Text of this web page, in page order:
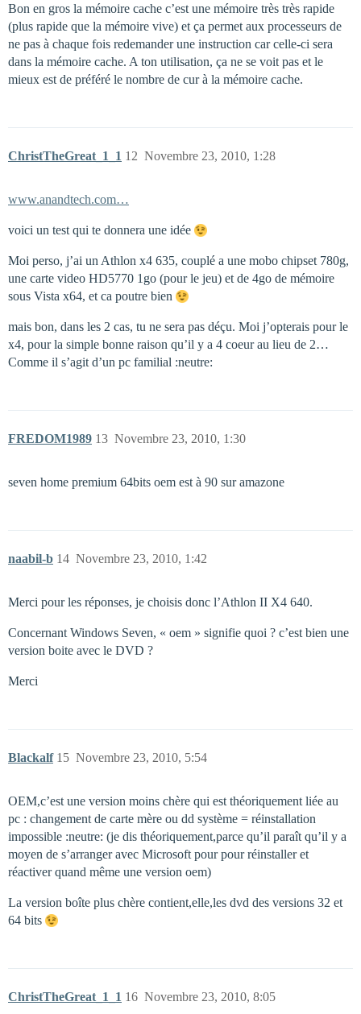
Bon en gros la mémoire cache c’est une mémoire très très rapide
(plus rapide que la mémoire vive) et ça permet aux processeurs de
ne pas à chaque fois redemander une instruction car celle-ci sera
dans la mémoire cache. A ton utilisation, ça ne se voit pas et le
mieux est de préféré le nombre de cur à la mémoire cache.
ChristTheGreat_1_1 Novembre 23, 2010, 1:28
12
www.anandtech.com…
voici un test qui te donnera une idée
Moi perso, j’ai un Athlon x4 635, couplé a une mobo chipset 780g,
une carte video HD5770 1go (pour le jeu) et de 4go de mémoire
sous Vista x64, et ca poutre bien
mais bon, dans les 2 cas, tu ne sera pas déçu. Moi j’opterais pour le
x4, pour la simple bonne raison qu’il y a 4 coeur au lieu de 2…
Comme il s’agit d’un pc familial :neutre:
FREDOM1989 Novembre 23, 2010, 1:30
13
seven home premium 64bits oem est à 90 sur amazone
naabil-b Novembre 23, 2010, 1:42
14
Merci pour les réponses, je choisis donc l’Athlon II X4 640.
Concernant Windows Seven, « oem » signifie quoi ? c’est bien une
version boite avec le DVD ?
Merci
Blackalf Novembre 23, 2010, 5:54
15
OEM,c’est une version moins chère qui est théoriquement liée au
pc : changement de carte mère ou dd système = réinstallation
impossible :neutre: (je dis théoriquement,parce qu’il paraît qu’il y a
moyen de s’arranger avec Microsoft pour pour réinstaller et
réactiver quand même une version oem)
La version boîte plus chère contient,elle,les dvd des versions 32 et
64 bits
ChristTheGreat_1_1 Novembre 23, 2010, 8:05
16